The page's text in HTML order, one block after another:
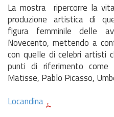
La mostra ripercorre la
produzione artistica di
figura femminile delle
Novecento, mettendo a
con quelle di celebri artisti
punti di riferimento come
Matisse, Pablo Picasso,
Locandina